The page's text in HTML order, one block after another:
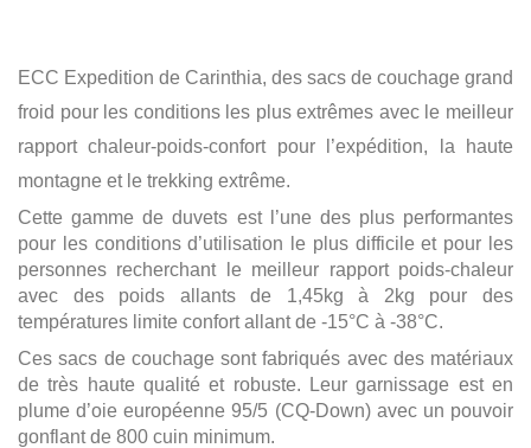
ECC Expedition de Carinthia, des sacs de couchage grand
froid pour les conditions les plus extrêmes avec le meilleur
rapport chaleur-poids-confort pour l’expédition, la haute
montagne et le trekking extrême.
Cette gamme de duvets est l’une des plus performantes
pour les conditions d’utilisation le plus difficile et pour les
personnes recherchant le meilleur rapport poids-chaleur
avec des poids allants de 1,45kg à 2kg pour des
températures limite confort allant de -15°C à -38°C.
Ces sacs de couchage sont fabriqués avec des matériaux
de très haute qualité et robuste. Leur garnissage est en
plume d’oie européenne 95/5 (CQ-Down) avec un pouvoir
gonflant de 800 cuin minimum.